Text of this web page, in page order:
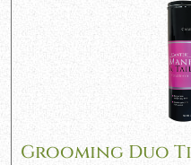
Grooming Duo